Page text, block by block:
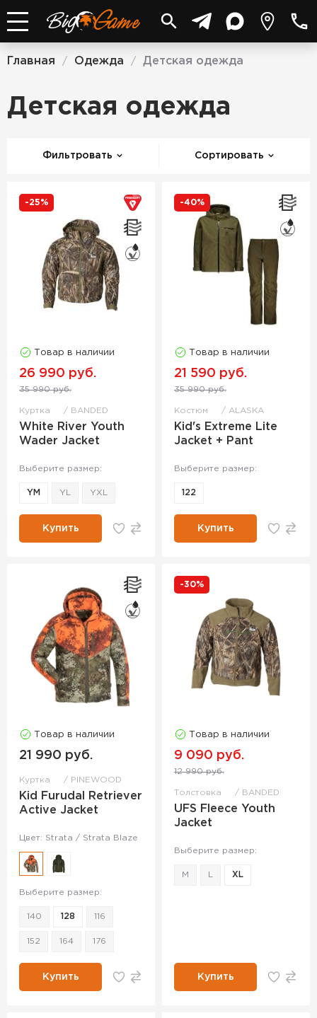
Главная / Одежда / Детская одежда
Детская одежда
Фильтровать Сортировать
-25%
Товар в наличии
26 990 руб.
35 990 руб.
Куртка BANDED
White River Youth
Wader Jacket
Выберите размер:
YM YL YXL
Купить
-40%
Товар в наличии
21 590 руб.
35 990 руб.
Костюм ALASKA
Kid's Extreme Lite
Jacket + Pant
Выберите размер:
122
Купить
Товар в наличии
21 990 руб.
Куртка PINEWOOD
Kid Furudal Retriever
Active Jacket
Цвет: Strata / Strata Blaze
Выберите размер:
140 128 116
152 164 176
Купить
-30%
Товар в наличии
9 090 руб.
12 990 руб.
Толстовка BANDED
UFS Fleece Youth
Jacket
Выберите размер:
M XL
Купить